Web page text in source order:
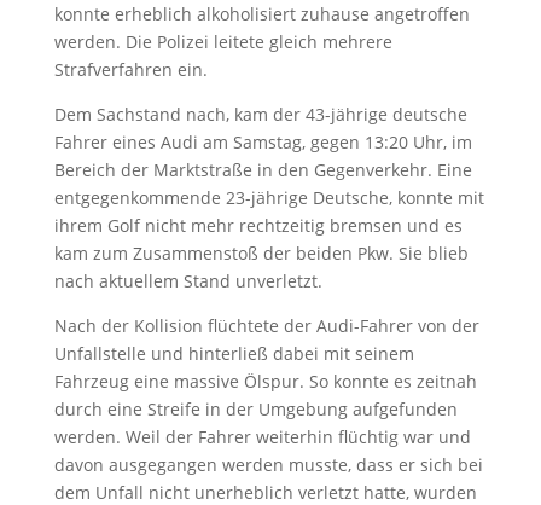
konnte erheblich alkoholisiert zuhause angetroffen
werden. Die Polizei leitete gleich mehrere
Strafverfahren ein.
Dem Sachstand nach, kam der 43-jährige deutsche
Fahrer eines Audi am Samstag, gegen 13:20 Uhr, im
Bereich der Marktstraße in den Gegenverkehr. Eine
entgegenkommende 23-jährige Deutsche, konnte mit
ihrem Golf nicht mehr rechtzeitig bremsen und es
kam zum Zusammenstoß der beiden Pkw. Sie blieb
nach aktuellem Stand unverletzt.
Nach der Kollision flüchtete der Audi-Fahrer von der
Unfallstelle und hinterließ dabei mit seinem
Fahrzeug eine massive Ölspur. So konnte es zeitnah
durch eine Streife in der Umgebung aufgefunden
werden. Weil der Fahrer weiterhin flüchtig war und
davon ausgegangen werden musste, dass er sich bei
dem Unfall nicht unerheblich verletzt hatte, wurden